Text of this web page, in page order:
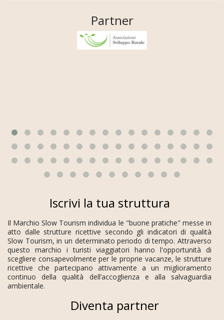
Partner
Iscrivi la tua struttura
Il Marchio Slow Tourism individua le "buone pratiche" messe in
atto dalle strutture ricettive secondo gli indicatori di qualità
Slow Tourism, in un determinato periodo di tempo. Attraverso
questo marchio i turisti viaggiatori hanno l'opportunità di
scegliere consapevolmente per le proprie vacanze, le strutture
ricettive che partecipano attivamente a un miglioramento
continuo della qualità dell’accoglienza e alla salvaguardia
ambientale.
Diventa partner